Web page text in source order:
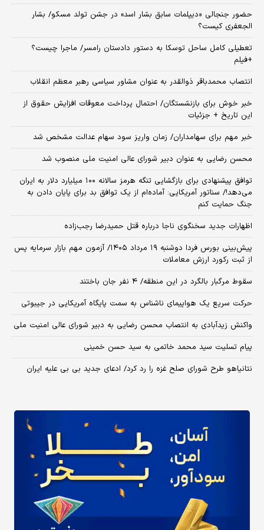
حضور جنجالی «دیپلمات سابق بشار اسد» در جشن تولد مسکو/ بشار
الجعفری کیست؟
تعطیلی کامل ساحل توسکا به دستور دادستان رامسر/ ماجرا چیست؟
+فیلم
انتصاب محمدباقر ذوالقدر به عنوان مشاور سیاسی رهبر معظم انقلاب
خبر خوش برای بازنشستگان/ احتمال پرداخت معوقات افزایش حقوق از
این تاریخ + جزئیات
خبر مهم برای سهامداران/ زمان واریز سود سهام عدالت مشخص شد
محسن رضایی به عنوان دبیر شورای عالی امنیت ملی منصوب شد
توافق پیشنهادی برای بازگشایی تنگه هرمز سالانه ۱۰۰ میلیارد دلار به ایران
می‌دهد!/ سناتور آمریکایی: آماده‌ام از یک توافق بد برای پایان دادن به
جنگ حمایت کنم
اظهارات جدید سخنگوی ناجا درباره قتل حمیدرضا رجب‌زاده
​پیش‌بینی بورس فردا دوشنبه ۱۹ مرداد ۱۴۰۵/ آزمون مهم بازار سرمایه پس
از ثبت رکورد ارزش معاملات
سقوط مرگبار بالگرد در این منطقه/ ۴ نفر جان باختند
حرکت سریع یک هواپیمای ناشناس به سمت پایگاه آمریکایی در جیبوتی
واکنش زیدآبادی به انتصاب محسن رضایی به دبیر شورای عالی امنیت ملی
پیام تسلیت سید محمد خاتمی به سید حسن خمینی
نتانیاهو طرح شورای صلح غزه را رد کرد/ ادعای جدید بی بی علیه ایران